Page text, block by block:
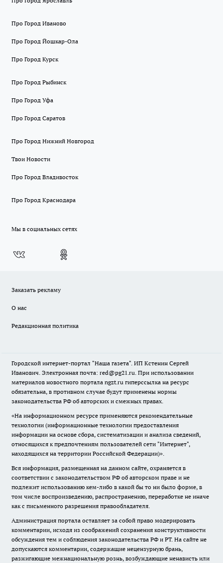
Про Город Иваново
Про Город Йошкар-Ола
Про Город Курск
Про Город Рыбинск
Про Город Уфа
Про Город Саратов
Про Город Нижний Новгород
Твои Новости
Про Город Владивосток
Про Город Краснодара
Мы в социальных сетях
Заказать рекламу
О нас
Редакционная политика
Городской интернет-портал "Наша газета". ИП Кстенин Сергей
Иванович. Электронная почта: red@pg21.ru. При использовании
материалов новостного портала ngzt.ru гиперссылка на ресурс
обязательна, в противном случае будут применены нормы
законодательства РФ об авторских и смежных правах.
«На информационном ресурсе применяются рекомендательные
технологии (информационные технологии предоставления
информации на основе сбора, систематизации и анализа сведений,
относящихся к предпочтениям пользователей сети "Интернет",
находящихся на территории Российской Федерации)».
Вся информация, размещенная на данном сайте, охраняется в
соответствии с законодательством РФ об авторском праве и не
подлежит использованию кем-либо в какой бы то ни было форме, в
том числе воспроизведению, распространению, переработке не иначе
как с письменного разрешения правообладателя.
Администрация портала оставляет за собой право модерировать
комментарии, исходя из соображений сохранения конструктивности
обсуждения тем и соблюдения законодательства РФ и РТ. На сайте не
допускаются комментарии, содержащие нецензурную брань,
разжигающие межнациональную рознь, возбуждающие ненависть или